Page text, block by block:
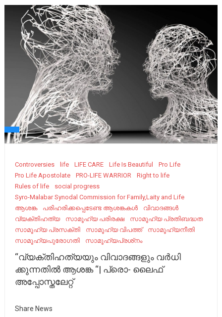
Controversies life LIFE CARE Life Is Beautiful
Pro Life
Pro Life Apostolate
PRO-LIFE WARRIOR
Right to life
Rules of life
social progress
Syro-Malabar Synodal Commission for Family,Laity and Life
ആശങ്ക
പരിഹരിക്കപ്പെടേണ്ട ആശങ്കകൾ
വിവാദങ്ങൾ
വ്യക്തിഹത്യ
സാമൂഹ്യ പരിരക്ഷ
സാമൂഹ്യ പ്രതിബദ്ധത
സാമൂഹ്യ പ്രസക്തി
സാമൂഹ്യ വിപത്ത്
സാമൂഹ്യനീതി
സാമൂഹ്യപുരോഗതി
സാമൂഹ്യപ്രശ്‍നം
“വ്യക്തിഹത്യയും വിവാദങ്ങളും വർധി
ക്കുന്നതിൽ ആശങ്ക “| പ്രൊ- ലൈഫ്
അപ്പോസ്തലേറ്റ്
Share News